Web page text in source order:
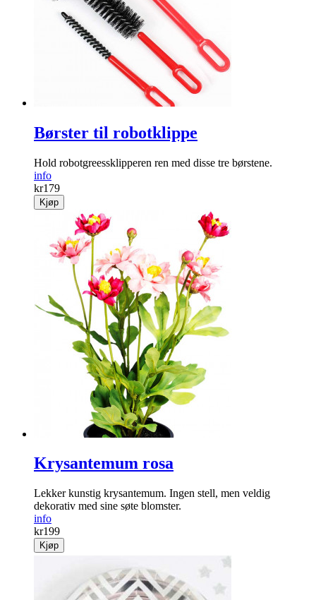
Børster til robotklippe
Hold robotgreessklipperen ren med disse tre børstene.
info
kr179
Kjøp
Krysantemum rosa
Lekker kunstig krysantemum. Ingen stell, ­men veldig
dekorativ med sine søte blomster.
info
kr199
Kjøp